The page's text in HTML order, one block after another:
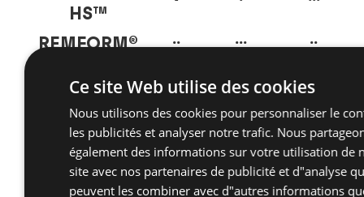
HS™
REMFORM® •• ••• ••
F™
- - -
CELOspArk® •• •••
-
• Acceptable
•• Correct
Ce site Web utilise des cookies
Nous utilisons des cookies pour personnaliser le
les publicités et analyser notre trafic. Nous
également des informations sur votre utilisation de
site avec nos partenaires de publicité et d"analyse
peuvent les combiner avec d"autres informations